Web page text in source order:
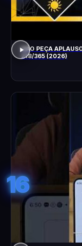
NÃO PEÇA
218/365 (2026)
16